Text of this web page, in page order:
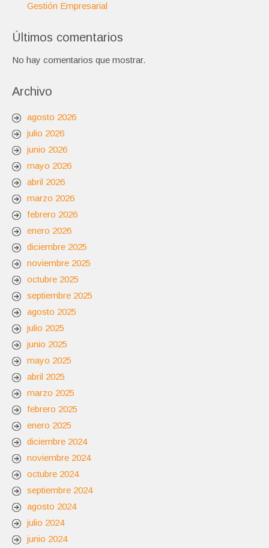
Gestión Empresarial
Últimos comentarios
No hay comentarios que mostrar.
Archivo
agosto 2026
julio 2026
junio 2026
mayo 2026
abril 2026
marzo 2026
febrero 2026
enero 2026
diciembre 2025
noviembre 2025
octubre 2025
septiembre 2025
agosto 2025
julio 2025
junio 2025
mayo 2025
abril 2025
marzo 2025
febrero 2025
enero 2025
diciembre 2024
noviembre 2024
octubre 2024
septiembre 2024
agosto 2024
julio 2024
junio 2024